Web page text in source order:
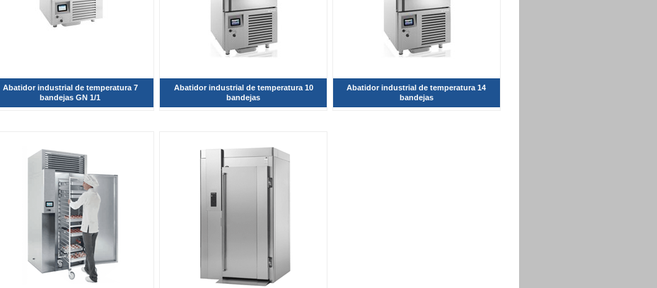
Abatidor industrial de temperatura 7
bandejas GN 1/1
Abatidor industrial de temperatura 10
bandejas
Abatidor industrial de temperatura 14
bandejas